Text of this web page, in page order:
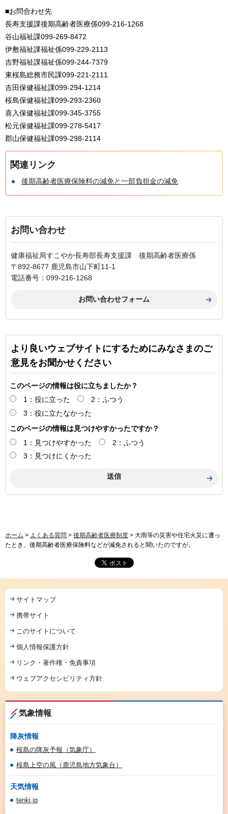
■お問合わせ先
長寿支援課後期高齢者医療係099-216-1268
谷山福祉課099-269-8472
伊敷福祉課福祉係099-229-2113
吉野福祉課福祉係099-244-7379
東桜島総務市民課099-221-2111
吉田保健福祉課099-294-1214
桜島保健福祉課099-293-2360
喜入保健福祉課099-345-3755
松元保健福祉課099-278-5417
郡山保健福祉課099-298-2114
関連リンク
後期高齢者医療保険料の減免と一部負担金の減免
お問い合わせ
健康福祉局すこやか長寿部長寿支援課 後期高齢者医療係
〒892-8677 鹿児島市山下町11-1
電話番号：099-216-1268
より良いウェブサイトにするためにみなさまのご
意見をお聞かせください
このページの情報は役に立ちましたか？
1：役に立った
2：ふつう
3：役に立たなかった
このページの情報は見つけやすかったですか？
1：見つけやすかった
2：ふつう
3：見つけにくかった
ホーム > よくある質問 > 後期高齢者医療制度 > 大雨等の災害や住宅火災に遭っ
たとき、後期高齢者医療保険料などが減免されると聞いたのですが。
サイトマップ
携帯サイト
このサイトについて
個人情報保護方針
リンク・著作権・免責事項
ウェブアクセシビリティ方針
気象情報
降灰情報
桜島の降灰予報（気象庁）
桜島上空の風（鹿児島地方気象台）
天気情報
tenki.jp